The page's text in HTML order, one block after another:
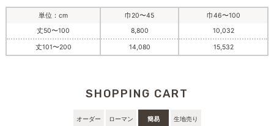
単位：cm 巾20〜45
巾46〜100
丈50〜100
8,800 10,032
丈101〜200 14,080 15,532
SHOPPING CART
オーダー
ローマン
簡易
生地売り